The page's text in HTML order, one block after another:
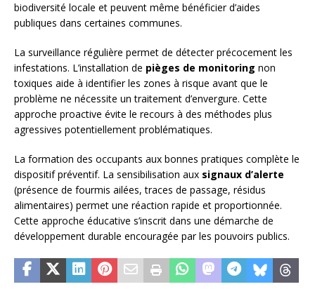
biodiversité locale et peuvent même bénéficier d’aides
publiques dans certaines communes.
La surveillance régulière permet de détecter précocement les
infestations. L’installation de pièges de monitoring non
toxiques aide à identifier les zones à risque avant que le
problème ne nécessite un traitement d’envergure. Cette
approche proactive évite le recours à des méthodes plus
agressives potentiellement problématiques.
La formation des occupants aux bonnes pratiques complète le
dispositif préventif. La sensibilisation aux signaux d’alerte
(présence de fourmis ailées, traces de passage, résidus
alimentaires) permet une réaction rapide et proportionnée.
Cette approche éducative s’inscrit dans une démarche de
développement durable encouragée par les pouvoirs publics.